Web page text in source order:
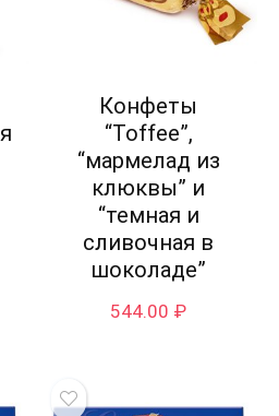
Конфеты
“Toffee”,
“мармелад из
клюквы” и
“темная и
сливочная в
шоколаде”
544.00 ₽